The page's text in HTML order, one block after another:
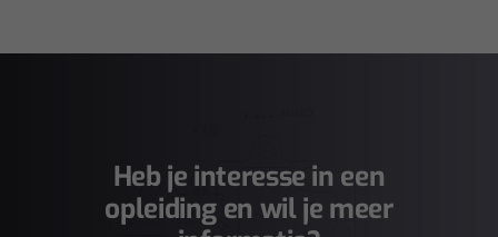
Heb je interesse in een
opleiding en wil je meer